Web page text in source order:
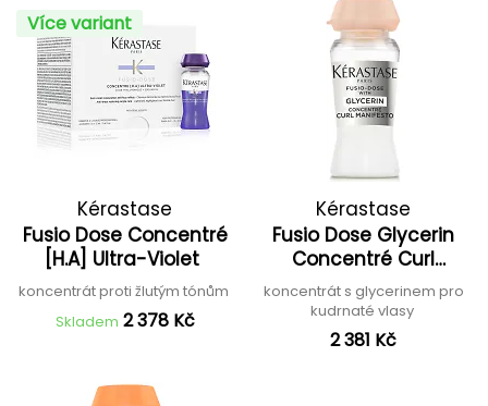
Více variant
Kérastase
Fusio Dose Concentré
[H.A] Ultra-Violet
koncentrát proti žlutým tónům
Skladem 2 378 Kč
Kérastase
Fusio Dose Glycerin
Concentré Curl
Manifesto
koncentrát s glycerinem pro
kudrnaté vlasy
2 381 Kč